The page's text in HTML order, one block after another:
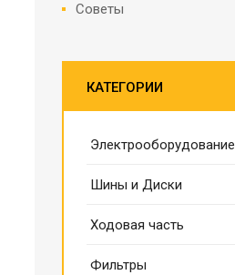
Советы
КАТЕГОРИИ
Электрооборудование
Шины и Диски
Ходовая часть
Фильтры